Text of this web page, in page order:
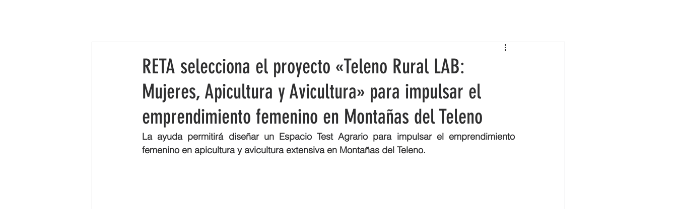
RETA selecciona el proyecto «Teleno Rural LAB:
Mujeres, Apicultura y Avicultura» para impulsar el
emprendimiento femenino en Montañas del Teleno
La ayuda permitirá diseñar un Espacio Test Agrario para impulsar el emprendimiento
femenino en apicultura y avicultura extensiva en Montañas del Teleno.